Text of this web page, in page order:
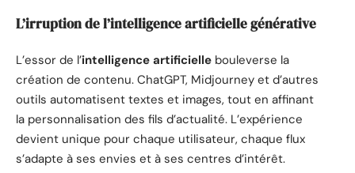
L’irruption de l’intelligence artificielle générative
L’essor de l’intelligence artificielle bouleverse la
création de contenu. ChatGPT, Midjourney et d’autres
outils automatisent textes et images, tout en affinant
la personnalisation des fils d’actualité. L’expérience
devient unique pour chaque utilisateur, chaque flux
s’adapte à ses envies et à ses centres d’intérêt.